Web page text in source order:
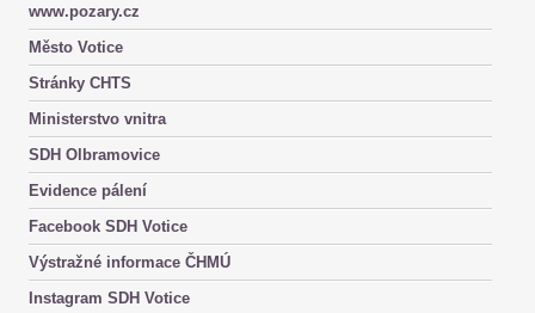
www.pozary.cz
Město Votice
Stránky CHTS
Ministerstvo vnitra
SDH Olbramovice
Evidence pálení
Facebook SDH Votice
Výstražné informace ČHMÚ
Instagram SDH Votice